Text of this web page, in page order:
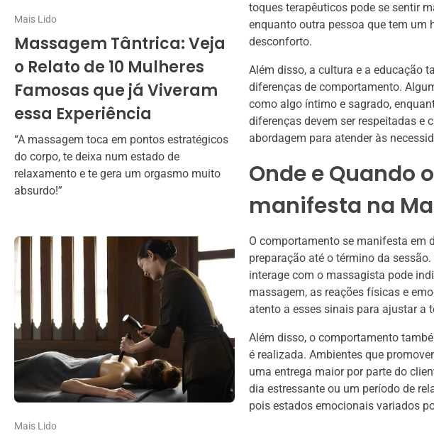
Mais Lido
Massagem Tântrica: Veja
o Relato de 10 Mulheres
Famosas que já Viveram
essa Experiência
“A massagem toca em pontos estratégicos
do corpo, te deixa num estado de
relaxamento e te gera um orgasmo muito
absurdo!”
Mais Lido
toques terapêuticos pode se sentir
enquanto outra pessoa que tem um
desconforto.
Além disso, a cultura e a educação
diferenças de comportamento.
como algo íntimo e sagrado,
diferenças devem ser respeitadas e
abordagem para atender às
Onde e Quando
manifesta na
O comportamento se manifesta em
preparação até o término da
interage com o massagista pode
massagem, as reações físicas e
atento a esses sinais para ajustar a
Além disso, o comportamento
é realizada. Ambientes que
uma entrega maior por parte do
dia estressante ou um período de
pois estados emocionais variados